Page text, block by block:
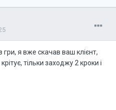
гри, я вже скачав ваш клієнт,
тільки заходжу 2 кроки і